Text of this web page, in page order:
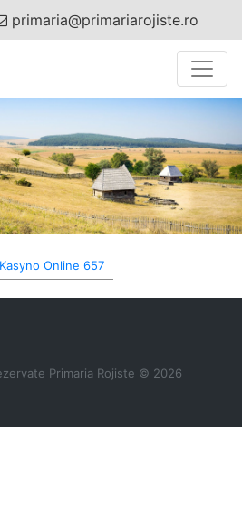
primaria@primariarojiste.ro
Online 657
Primaria Rojiste © 2026